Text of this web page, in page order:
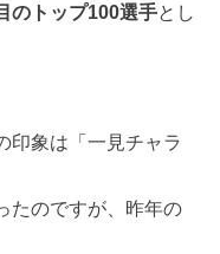
のトップ100選手とし
印象は「一見チャラ
たのですが、昨年の